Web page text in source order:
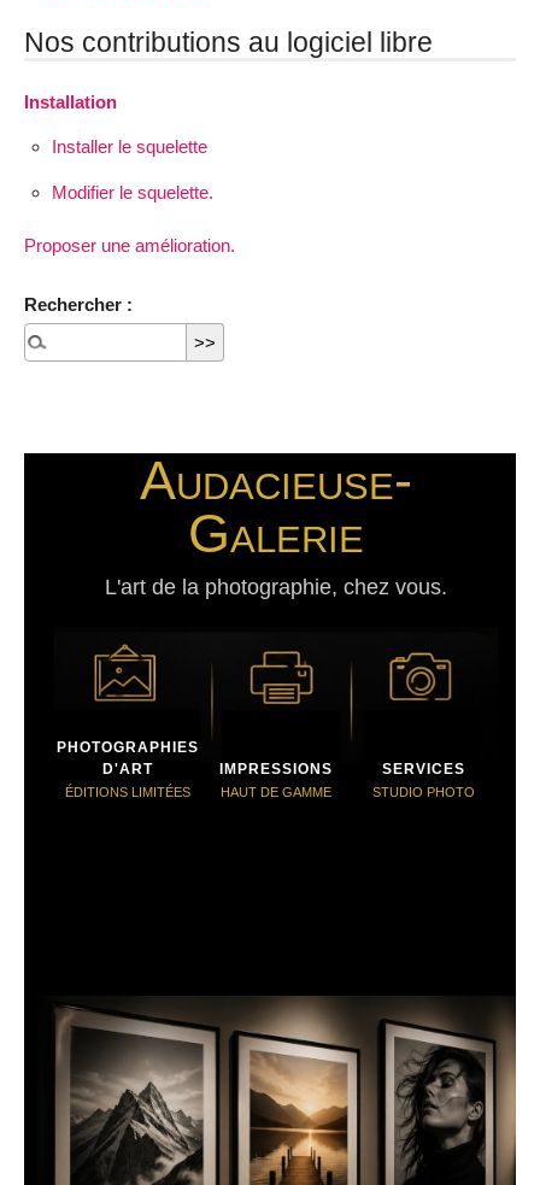
Nos contributions au logiciel libre
Installation
Installer le squelette
Modifier le squelette.
Proposer une amélioration.
Rechercher :
Audacieuse-
Galerie
L'art de la photographie, chez vous.
PHOTOGRAPHIES
D'ART
ÉDITIONS LIMITÉES
IMPRESSIONS
HAUT DE GAMME
SERVICES
STUDIO PHOTO